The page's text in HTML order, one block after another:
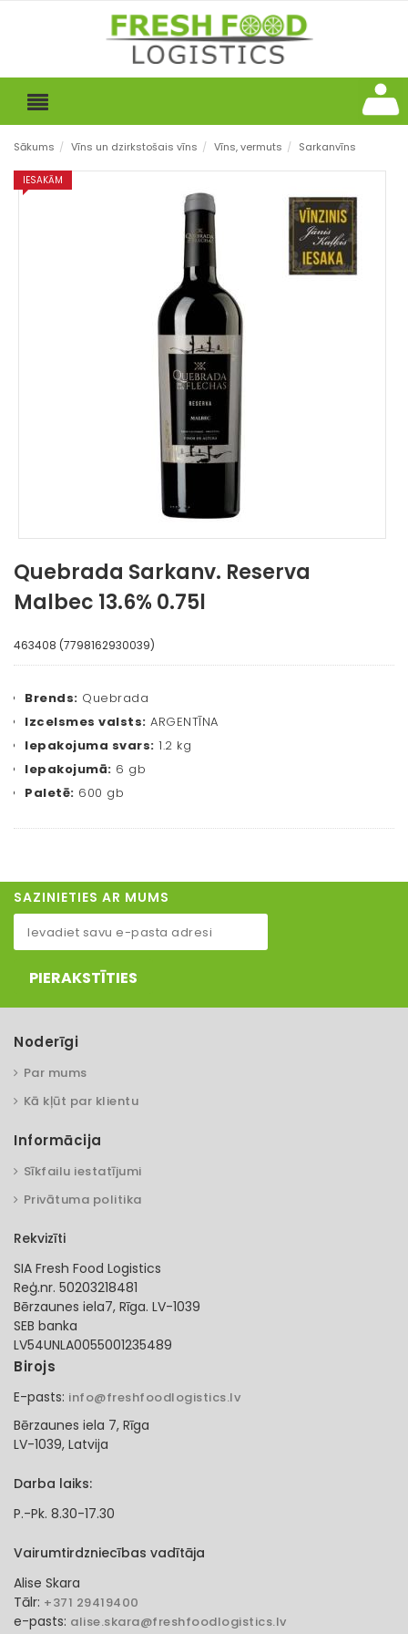
Sākums / Vīns un dzirkstošais vīns / Vīns, vermuts / Sarkanvīns
IESAKĀM
Quebrada Sarkanv. Reserva
Malbec 13.6% 0.75l
463408 (7798162930039)
Brends: Quebrada
Izcelsmes valsts: ARGENTĪNA
Iepakojuma svars: 1.2 kg
Iepakojumā: 6 gb
Paletē: 600 gb
SAZINIETIES AR MUMS
PIERAKSTĪTIES
Noderīgi
Par mums
Kā kļūt par klientu
Informācija
Sīkfailu iestatījumi
Privātuma politika
Rekvizīti
SIA Fresh Food Logistics
Reģ.nr. 50203218481
Bērzaunes iela7, Rīga. LV-1039
SEB banka
LV54UNLA0055001235489
Birojs
E-pasts: info@freshfoodlogistics.lv
Bērzaunes iela 7, Rīga
LV-1039, Latvija
Darba laiks:
P.-Pk. 8.30-17.30
Vairumtirdzniecības vadītāja
Alise Skara
Tālr: +371 29419400
e-pasts: alise.skara@freshfoodlogistics.lv